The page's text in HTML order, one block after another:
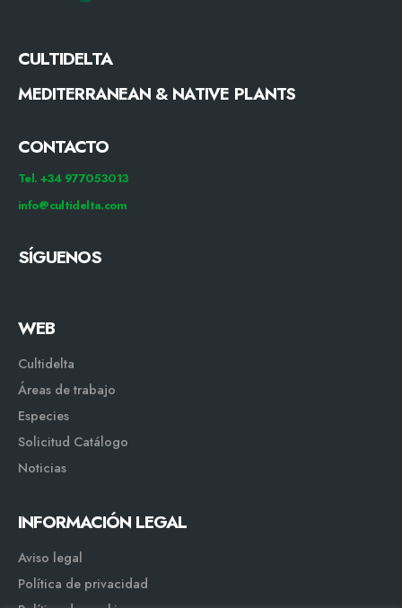
CULTIDELTA
MEDITERRANEAN & NATIVE PLANTS
CONTACTO
Tel. +34 977053013
info@cultidelta.com
SÍGUENOS
WEB
Cultidelta
Áreas de trabajo
Especies
Solicitud Catálogo
Noticias
INFORMACIÓN LEGAL
Aviso legal
Política de privacidad